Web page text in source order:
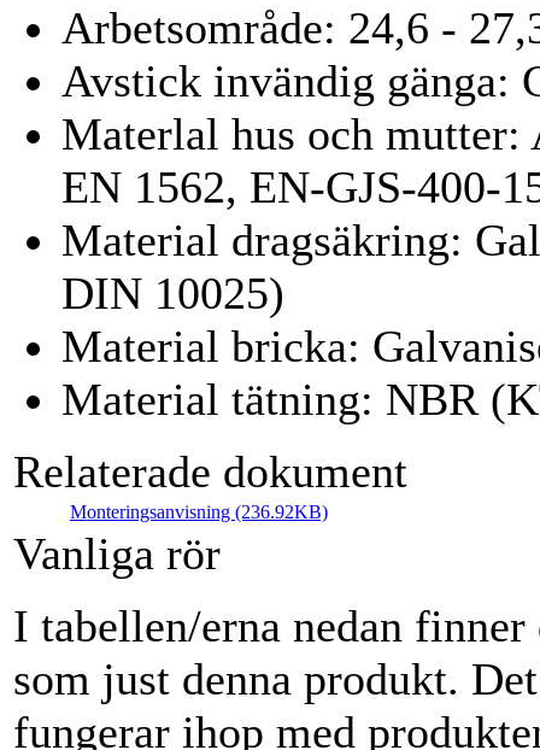
Arbetsområde: 24,6 -
Avstick invändig gänga:
Materlal hus och
EN 1562, EN-GJS-400-
Material dragsäkring:
DIN 10025)
Material bricka:
Material tätning: NBR
Relaterade dokument
Monteringsanvisning (236.92KB)
Vanliga rör
I tabellen/erna nedan
som just denna produkt.
fungerar ihop med